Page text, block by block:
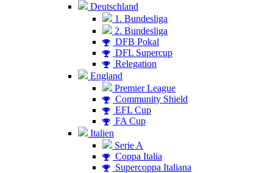
Deutschland
1. Bundesliga
2. Bundesliga
DFB Pokal
DFL Supercup
Relegation
England
Premier League
Community Shield
EFL Cup
FA Cup
Italien
Serie A
Coppa Italia
Supercoppa Italiana